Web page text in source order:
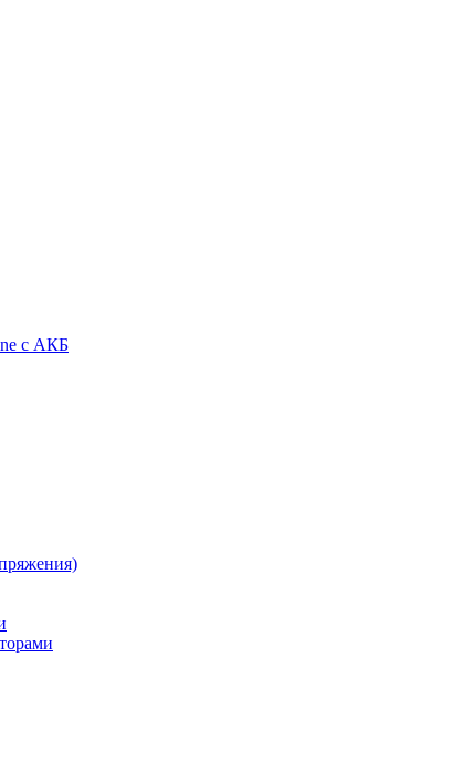
с АКБ